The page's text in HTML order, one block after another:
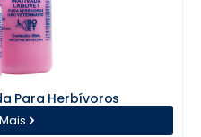
Para Herbívoros